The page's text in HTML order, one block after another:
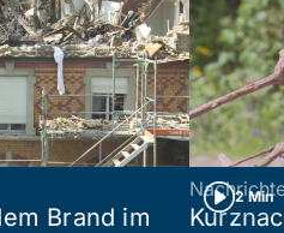
Brand im
2 Min